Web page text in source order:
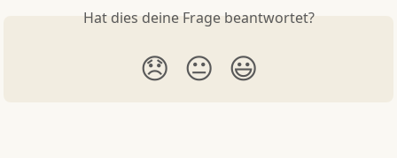
Hat dies deine Frage beantwortet?
😞 😐 😃